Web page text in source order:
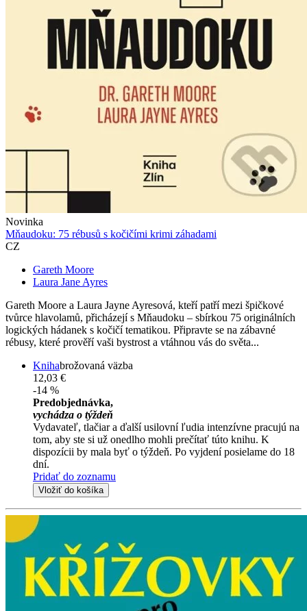
Novinka
Mňaudoku: 75 rébusů s kočičími krimi záhadami
CZ
Gareth Moore
Laura Jane Ayres
Gareth Moore a Laura Jayne Ayresová, kteří patří mezi špičkové
tvůrce hlavolamů, přicházejí s Mňaudoku – sbírkou 75 originálních
logických hádanek s kočičí tematikou. Připravte se na zábavné
rébusy, které prověří vaši bystrost a vtáhnou vás do světa...
Knihabrožovaná väzba
12,03 €
-14 %
Predobjednávka,
vychádza o týždeň
Vydavateľ, tlačiar a ďalší usilovní ľudia intenzívne pracujú na
tom, aby ste si už onedlho mohli prečítať túto knihu. K
dispozícii by mala byť o týždeň. Po vyjdení posielame do 18
dní.
Pridať do zoznamu
Vložiť do košíka